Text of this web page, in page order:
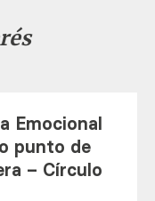
Emocional
punto de
– Círculo